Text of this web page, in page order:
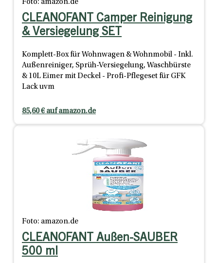
Foto: amazon.de
CLEANOFANT Camper Reinigung
& Versiegelung SET
Komplett-Box für Wohnwagen & Wohnmobil - Inkl.
Außenreiniger, Sprüh-Versiegelung, Waschbürste
& 10L Eimer mit Deckel - Profi-Pflegeset für GFK
Lack uvm
85,60 € auf amazon.de
Foto: amazon.de
CLEANOFANT Außen-SAUBER
500 ml